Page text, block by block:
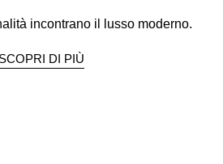
incontrano il lusso moderno.
SCOPRI DI PIÙ